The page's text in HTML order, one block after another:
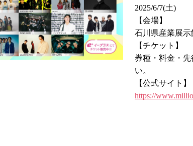
2025/6/7(土)
【会場】
石川県産業展示
【チケット】
券種・料金・
い。
【公式サイト】
https://